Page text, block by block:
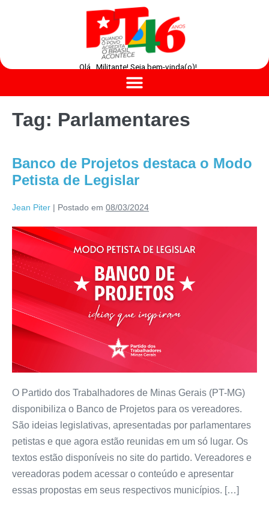
Olá , Militante! Seja bem-vinda(o)!
Tag: Parlamentares
Banco de Projetos destaca o Modo
Petista de Legislar
Jean Piter | Postado em 08/03/2024
O Partido dos Trabalhadores de Minas Gerais (PT-MG)
disponibiliza o Banco de Projetos para os vereadores.
São ideias legislativas, apresentadas por parlamentares
petistas e que agora estão reunidas em um só lugar. Os
textos estão disponíveis no site do partido. Vereadores e
vereadoras podem acessar o conteúdo e apresentar
essas propostas em seus respectivos municípios. […]